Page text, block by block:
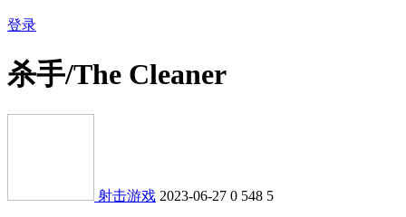
登录
杀手/The Cleaner
射击游戏 2023-06-27 0 548 5